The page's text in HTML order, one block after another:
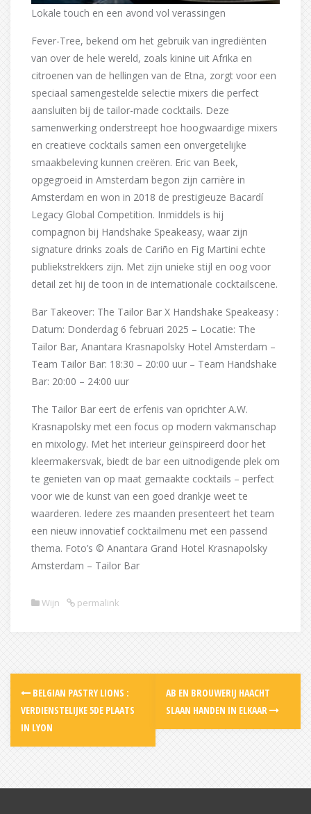
Lokale touch en een avond vol verassingen
Fever-Tree, bekend om het gebruik van ingrediënten
van over de hele wereld, zoals kinine uit Afrika en
citroenen van de hellingen van de Etna, zorgt voor een
speciaal samengestelde selectie mixers die perfect
aansluiten bij de tailor-made cocktails. Deze
samenwerking onderstreept hoe hoogwaardige mixers
en creatieve cocktails samen een onvergetelijke
smaakbeleving kunnen creëren. Eric van Beek,
opgegroeid in Amsterdam begon zijn carrière in
Amsterdam en won in 2018 de prestigieuze Bacardí
Legacy Global Competition. Inmiddels is hij
compagnon bij Handshake Speakeasy, waar zijn
signature drinks zoals de Cariño en Fig Martini echte
publiekstrekkers zijn. Met zijn unieke stijl en oog voor
detail zet hij de toon in de internationale cocktailscene.
Bar Takeover: The Tailor Bar X Handshake Speakeasy :
Datum: Donderdag 6 februari 2025 – Locatie: The
Tailor Bar, Anantara Krasnapolsky Hotel Amsterdam –
Team Tailor Bar: 18:30 – 20:00 uur – Team Handshake
Bar: 20:00 – 24:00 uur
The Tailor Bar eert de erfenis van oprichter A.W.
Krasnapolsky met een focus op modern vakmanschap
en mixology. Met het interieur geïnspireerd door het
kleermakersvak, biedt de bar een uitnodigende plek om
te genieten van op maat gemaakte cocktails – perfect
voor wie de kunst van een goed drankje weet te
waarderen. Iedere zes maanden presenteert het team
een nieuw innovatief cocktailmenu met een passend
thema. Foto’s © Anantara Grand Hotel Krasnapolsky
Amsterdam – Tailor Bar
Wijn permalink
Post
navigation
BELGIAN PASTRY LIONS :
VERDIENSTELIJKE 5DE PLAATS
IN LYON
AB EN BROUWERIJ HAACHT
SLAAN HANDEN IN ELKAAR